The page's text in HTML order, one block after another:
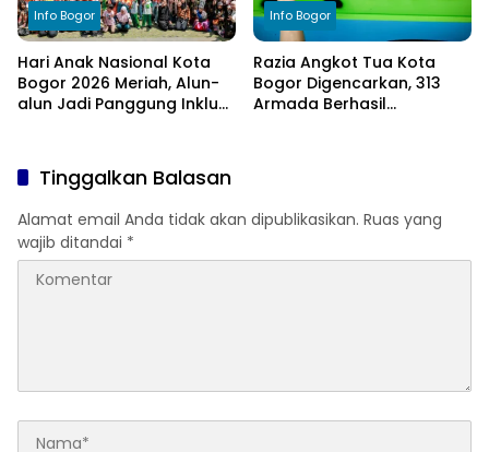
Info Bogor
Hari Anak Nasional Kota
Bogor 2026 Meriah, Alun-
alun Jadi Panggung Inklusi
Info Bogor
Razia Angkot Tua Kota
Bogor Digencarkan, 313
Armada Berhasil
Tinggalkan Balasan
Alamat email Anda tidak akan dipublikasikan. Ruas yang
wajib ditandai *